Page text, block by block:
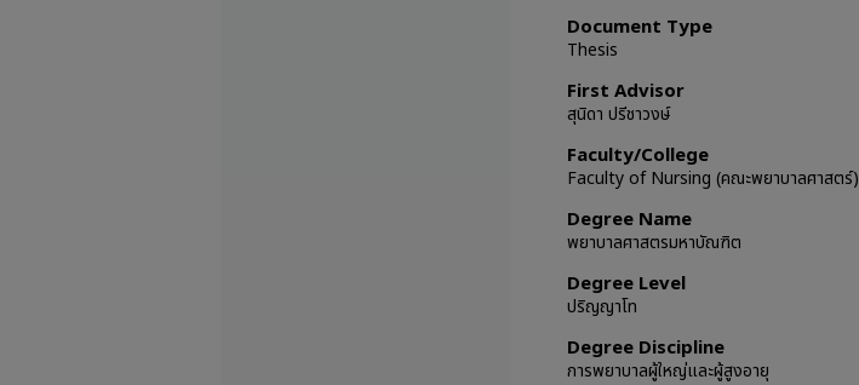
Document Type
Thesis
First Advisor
สุนิดา ปรีชาวงษ์
Faculty/College
Faculty of Nursing (คณะพยาบาลศาสตร์)
Degree Name
พยาบาลศาสตรมหาบัณฑิต
Degree Level
ปริญญาโท
Degree Discipline
การพยาบาลผู้ใหญ่และผู้สูงอายุ